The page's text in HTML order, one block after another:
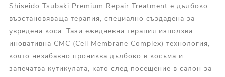
Shiseido Tsubaki Premium Repair Treatment е дълбоко
възстановяваща терапия, специално създадена за
увредена коса. Тази ежедневна терапия използва
иновативна CMC (Cell Membrane Complex) технология,
която незабавно прониква дълбоко в косъма и
запечатва кутикулата, като след посещение в салон за